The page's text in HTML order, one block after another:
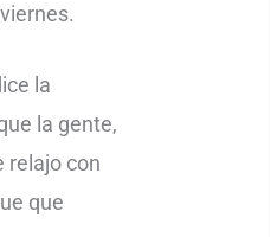
la
la gente,
relajo con
que